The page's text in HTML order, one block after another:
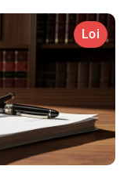
Loi